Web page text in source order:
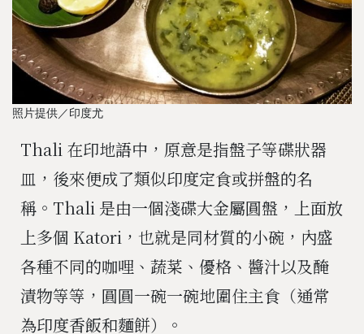
照片提供／印度尤
Thali 在印地語中，原意是指盤子等碟狀器
皿，後來便成了類似印度定食或拼盤的名
稱。Thali 是由一個淺碟大金屬圓盤，上面放
上多個 Katori，也就是同材質的小碗，內盛
各種不同的咖哩、蔬菜、優格、醬汁以及醃
漬物等等，圓圓一碗一碗地圍住主食（通常
為印度香飯和麵餅）。